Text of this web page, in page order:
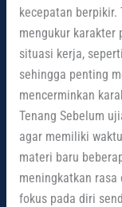
kecepatan berpikir.
mengukur karakter
situasi kerja,
sehingga penting
mencerminkan
Tenang Sebelum
agar memiliki
materi baru
meningkatkan rasa
fokus pada diri